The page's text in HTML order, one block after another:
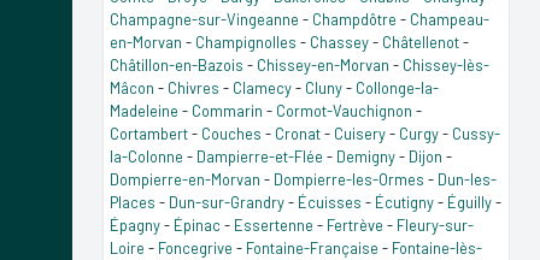
Champagne-sur-Vingeanne - Champdôtre - Champeau-
en-Morvan - Champignolles - Chassey- Châtellenot-
Châtillon-en-Bazois - Chissey-en-Morvan - Chissey-lès-
Mâcon - Chivres - Clamecy- Cluny- Collonge-la-
Madeleine - Commarin - Cormot-Vauchignon -
Cortambert- Couches - Cronat- Cuisery- Curgy- Cussy-
la-Colonne - Dampierre-et-Flée - Demigny- Dijon -
Dompierre-en-Morvan - Dompierre-les-Ormes - Dun-les-
Places - Dun-sur-Grandry- Écuisses - Écutigny- Éguilly-
Épagny- Épinac - Essertenne - Fertrève - Fleury-sur-
Loire - Foncegrive - Fontaine-Française - Fontaine-lès-